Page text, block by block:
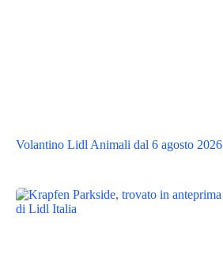
Volantino Lidl Animali dal 6 agosto 2026